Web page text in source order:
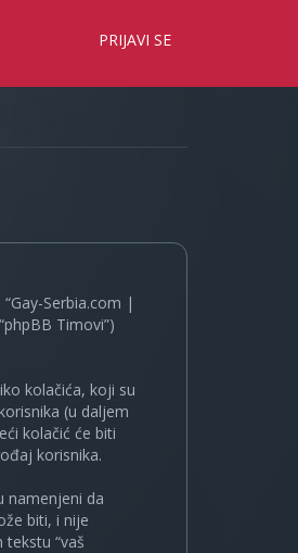
PRIJAVI SE
Serbia.com |
Timovi”)
kolačića, koji su
(u daljem
kolačić će biti
korisnika.
namenjeni da
biti, i nije
“vaš